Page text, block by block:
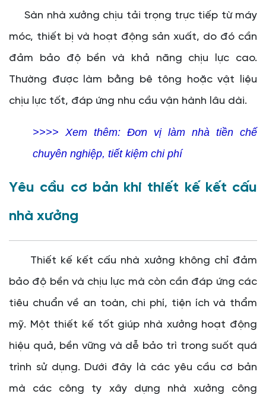
Sàn nhà xưởng chịu tải trọng trực tiếp từ máy
móc, thiết bị và hoạt động sản xuất, do đó cần
đảm bảo độ bền và khả năng chịu lực cao.
Thường được làm bằng bê tông hoặc vật liệu
chịu lực tốt, đáp ứng nhu cầu vận hành lâu dài.
>>>> Xem thêm: Đơn vị làm nhà tiền chế
chuyên nghiệp, tiết kiệm chi phí
Yêu cầu cơ bản khi thiết kế kết cấu
nhà xưởng
Thiết kế kết cấu nhà xưởng không chỉ đảm
bảo độ bền và chịu lực mà còn cần đáp ứng các
tiêu chuẩn về an toàn, chi phí, tiện ích và thẩm
mỹ. Một thiết kế tốt giúp nhà xưởng hoạt động
hiệu quả, bền vững và dễ bảo trì trong suốt quá
trình sử dụng. Dưới đây là các yêu cầu cơ bản
mà các công ty xây dựng nhà xưởng công